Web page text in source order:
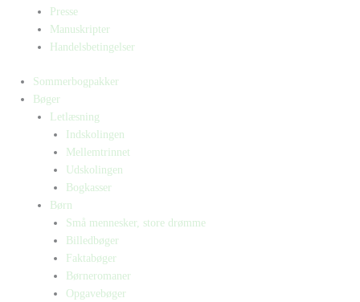
Presse
Manuskripter
Handelsbetingelser
Sommerbogpakker
Bøger
Letlæsning
Indskolingen
Mellemtrinnet
Udskolingen
Bogkasser
Børn
Små mennesker, store drømme
Billedbøger
Faktabøger
Børneromaner
Opgavebøger